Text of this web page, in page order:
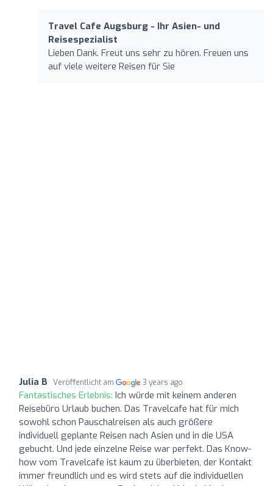
Travel Cafe Augsburg - Ihr Asien- und
Reisespezialist
Lieben Dank. Freut uns sehr zu hören. Freuen uns
auf viele weitere Reisen für Sie
Julia B Veröffentlicht am 3 years ago
Fantastisches Erlebnis: Ich würde mit keinem anderen
Reisebüro Urlaub buchen. Das Travelcafe hat für mich
sowohl schon Pauschalreisen als auch größere
individuell geplante Reisen nach Asien und in die USA
gebucht. Und jede einzelne Reise war perfekt. Das Know-
how vom Travelcafe ist kaum zu überbieten, der Kontakt
immer freundlich und es wird stets auf die individuellen